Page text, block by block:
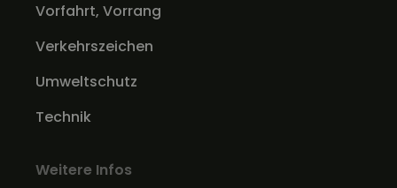
Vorfahrt, Vorrang
Verkehrszeichen
Umweltschutz
Technik
Weitere Infos